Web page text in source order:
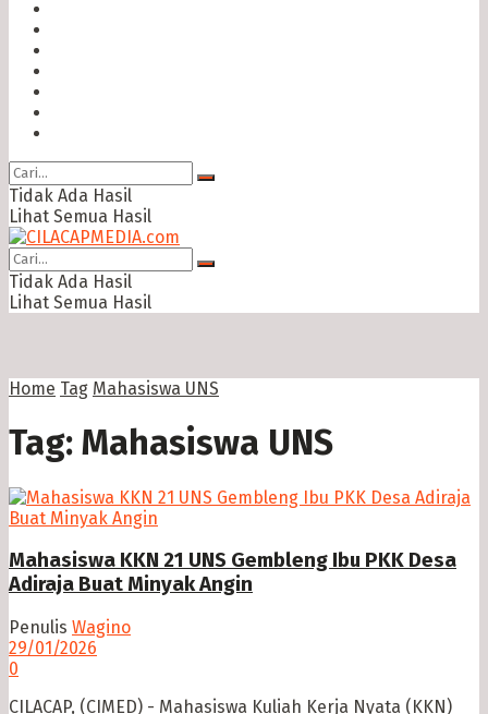
Tidak Ada Hasil
Lihat Semua Hasil
Tidak Ada Hasil
Lihat Semua Hasil
Home Tag Mahasiswa UNS
Tag: Mahasiswa UNS
Mahasiswa KKN 21 UNS Gembleng Ibu PKK Desa
Adiraja Buat Minyak Angin
Penulis Wagino
29/01/2026
0
CILACAP, (CIMED) - Mahasiswa Kuliah Kerja Nyata (KKN)